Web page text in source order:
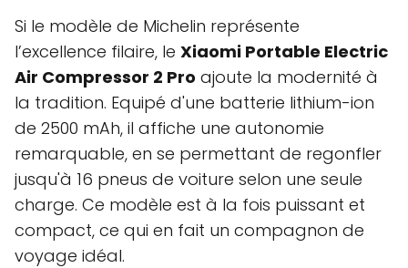
Si le modèle de Michelin représente
l’excellence filaire, le Xiaomi Portable Electric
Air Compressor 2 Pro ajoute la modernité à
la tradition. Equipé d'une batterie lithium-ion
de 2500 mAh, il affiche une autonomie
remarquable, en se permettant de regonfler
jusqu'à 16 pneus de voiture selon une seule
charge. Ce modèle est à la fois puissant et
compact, ce qui en fait un compagnon de
voyage idéal.